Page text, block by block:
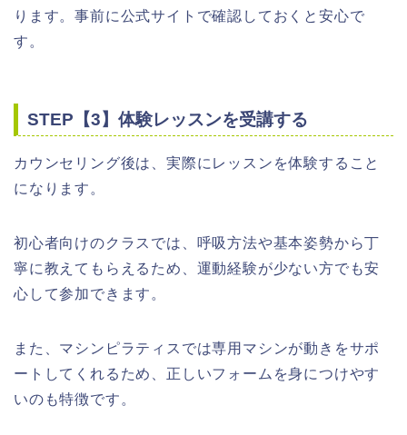
ります。事前に公式サイトで確認しておくと安心で
す。
STEP【3】体験レッスンを受講する
カウンセリング後は、実際にレッスンを体験すること
になります。
初心者向けのクラスでは、呼吸方法や基本姿勢から丁
寧に教えてもらえるため、運動経験が少ない方でも安
心して参加できます。
また、マシンピラティスでは専用マシンが動きをサポ
ートしてくれるため、正しいフォームを身につけやす
いのも特徴です。